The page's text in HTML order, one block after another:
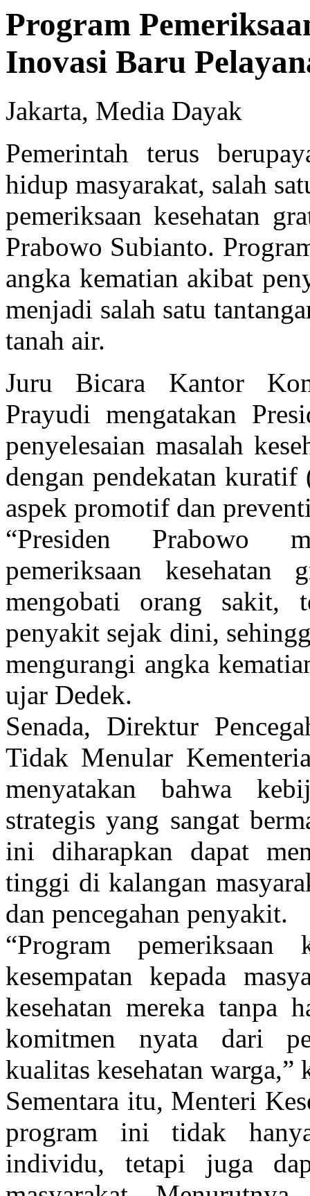
Program
Inovasi Baru
Jakarta, Media Dayak
Pemerintah terus
hidup masyarakat, salah
pemeriksaan kesehatan
Prabowo Subianto.
angka kematian akibat
menjadi salah satu
tanah air.
Juru Bicara Kantor
Prayudi mengatakan
penyelesaian masalah
dengan pendekatan
aspek promotif dan
“Presiden Prabowo
pemeriksaan
mengobati orang sakit,
penyakit sejak dini,
mengurangi angka
ujar Dedek.
Senada, Direktur
Tidak Menular
menyatakan bahwa
strategis yang sangat
ini diharapkan dapat
tinggi di kalangan
dan pencegahan penyakit.
“Program
kesempatan kepada
kesehatan mereka tanpa
komitmen nyata dari
kualitas kesehatan warga,”
Sementara itu, Menteri
program ini tidak
individu, tetapi juga